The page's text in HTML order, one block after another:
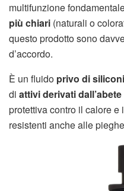
multifunzione
più chiari (naturali o
questo prodotto sono
d’accordo.
È un fluido privo di siliconi
di attivi derivati
protettiva contro il calore
resistenti anche alle